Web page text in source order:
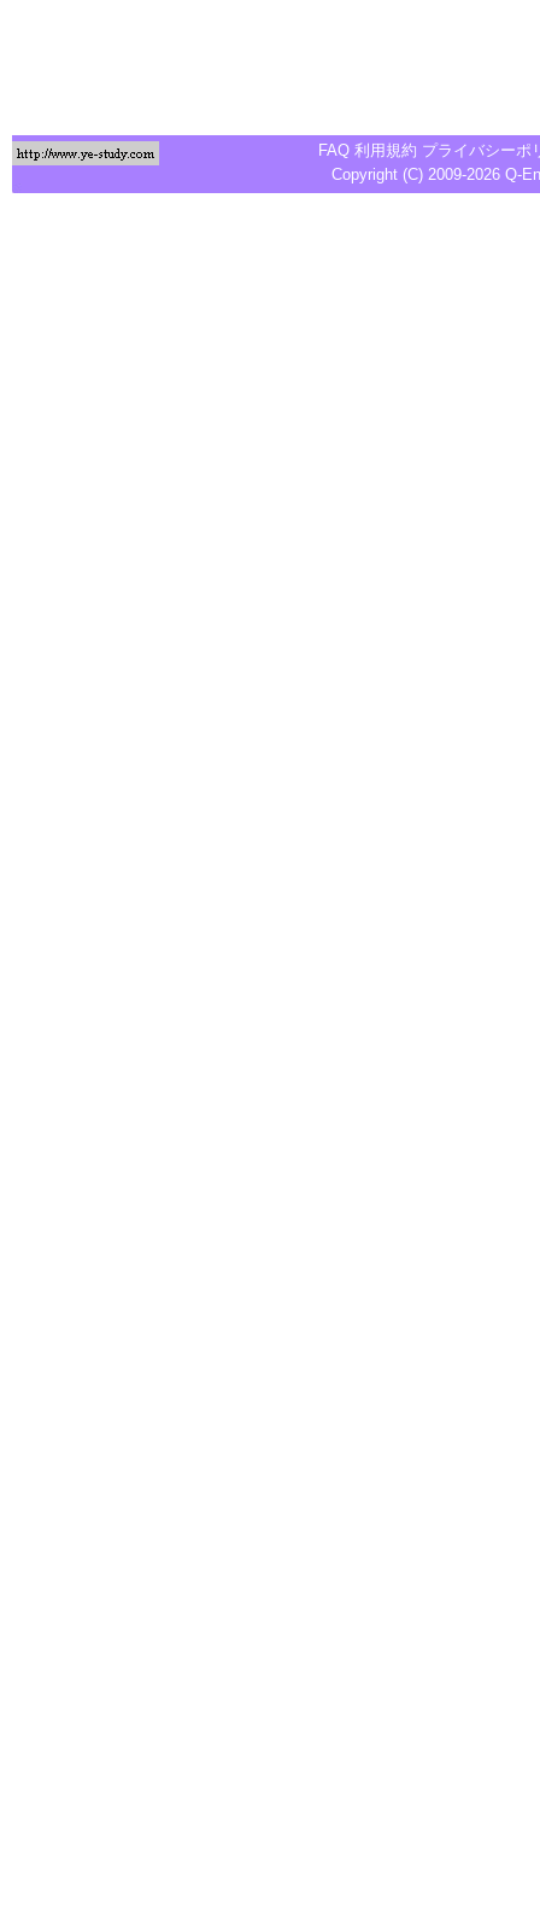
FAQ 利用規約 プライバシーポ
Copyright (C) 2009-2026 Q-